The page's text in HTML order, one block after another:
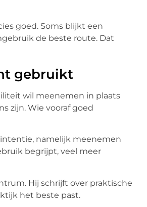
goed. Soms blijkt een
de beste route. Dat
gebruikt
wil meenemen in plaats
zijn. Wie vooraf goed
namelijk meenemen
begrijpt, veel meer
Hij schrijft over praktische
het beste past.